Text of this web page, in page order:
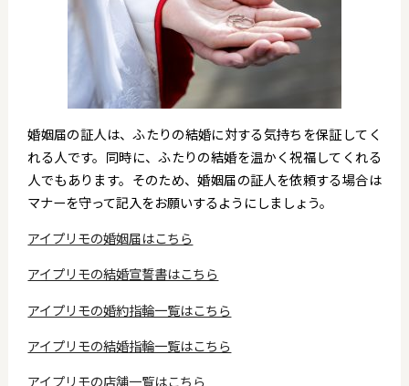
婚姻届の証人は、ふたりの結婚に対する気持ちを保証してく
れる人です。同時に、ふたりの結婚を温かく祝福してくれる
人でもあります。そのため、婚姻届の証人を依頼する場合は
マナーを守って記入をお願いするようにしましょう。
アイプリモの婚姻届はこちら
アイプリモの結婚宣誓書はこちら
アイプリモの婚約指輪一覧はこちら
アイプリモの結婚指輪一覧はこちら
アイプリモの店舗一覧はこちら